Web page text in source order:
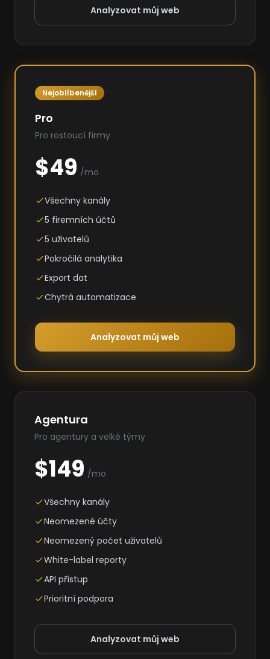
Analyzovat můj web
Nejoblíbenější
Pro
Pro rostoucí firmy
$49 /mo
Všechny kanály
5 firemních účtů
5 uživatelů
Pokročilá analytika
Export dat
Chytrá automatizace
Analyzovat můj web
Agentura
Pro agentury a velké týmy
$149 /mo
Všechny kanály
Neomezené účty
Neomezený počet uživatelů
White-label reporty
API přístup
Prioritní podpora
Analyzovat můj web